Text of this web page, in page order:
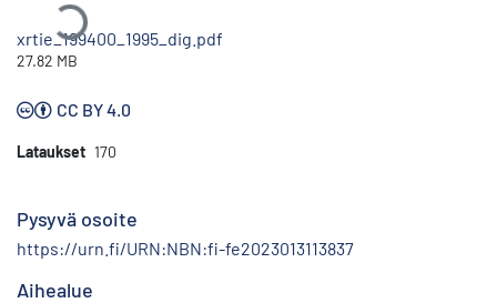
xrtie_199400_1995_dig.pdf
27.82 MB
CC BY 4.0
Lataukset 170
Pysyvä osoite
https://urn.fi/URN:NBN:fi-fe2023013113837
Aihealue